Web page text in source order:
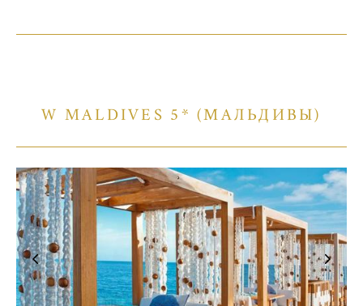
W MALDIVES 5* (МАЛЬДИВЫ)